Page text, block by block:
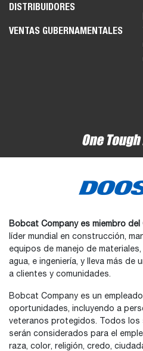
DISTRIBUIDORES
VENTAS GUBERNAMENTALES
Bobcat Company es miembro
líder mundial en construcción,
equipos de manejo de
agua, e ingeniería, y lleva más de
a clientes y comunidades.
Bobcat Company es un
oportunidades, incluyendo a
veteranos protegidos. Todos
serán considerados para el
raza, color, religión, credo,